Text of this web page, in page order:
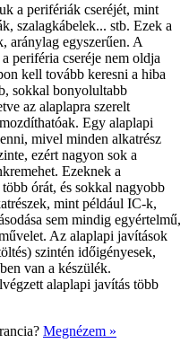
a perifériák cseréjét, mint
szalagkábelek... stb. Ezek a
aránylag egyszerűen. A
periféria cseréje nem oldja
kell tovább keresni a hiba
sokkal bonyolultabb
az alaplapra szerelt
Egy alaplapi
mivel minden alkatrész
ezért nagyon sok a
Ezeknek a
órát, és sokkal nagyobb
mint például IC-k,
sem mindig egyértelmű,
Az alaplapi javítások
szintén időigényesek,
van a készülék.
alaplapi javítás több
Megnézem »